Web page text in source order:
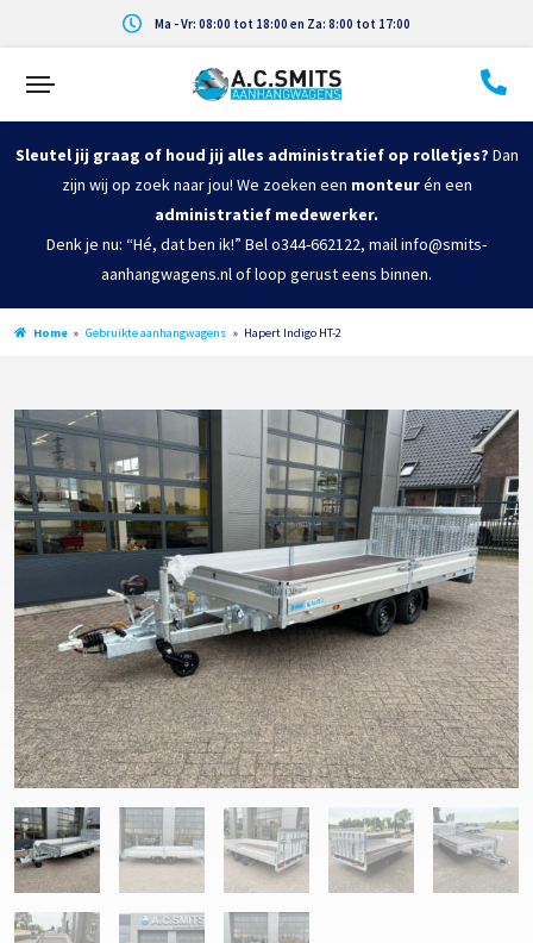
Ma - Vr: 08:00 tot 18:00 en Za: 8:00 tot 17:00
Sleutel jij graag of houd jij alles administratief op rolletjes? Dan
zijn wij op zoek naar jou! We zoeken een monteurén een
administratief medewerker.
Denk je nu: “Hé, dat ben ik!” Bel o344-662122, mail info@smits-
aanhangwagens.nl of loop gerust eens binnen.
Home » Gebruikte aanhangwagens » Hapert Indigo HT-2